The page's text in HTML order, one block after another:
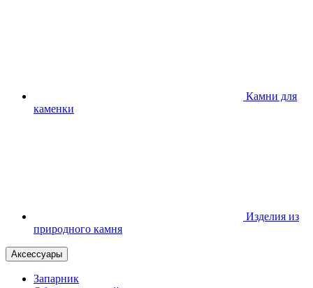
Камни для
каменки
Изделия из
природного камня
Аксессуары
Запарник